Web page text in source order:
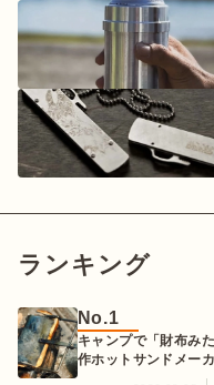
ランキング
No.1
キャンプで「財布み
作ホットサンドメー